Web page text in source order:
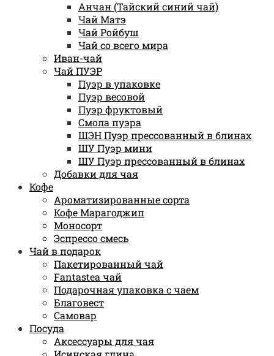
Анчан (Тайский синий чай)
Чай Матэ
Чай Ройбуш
Чай со всего мира
Иван-чай
Чай ПУЭР
Пуэр в упаковке
Пуэр весовой
Пуэр фруктовый
Смола пуэра
ШЭН Пуэр прессованный в блинах
ШУ Пуэр мини
ШУ Пуэр прессованный в блинах
Добавки для чая
Кофе
Ароматизированные сорта
Кофе Марагоджип
Моносорт
Эспрессо смесь
Чай в подарок
Пакетированный чай
Fantastea чай
Подарочная упаковка с чаем
Благовест
Самовар
Посуда
Аксессуары для чая